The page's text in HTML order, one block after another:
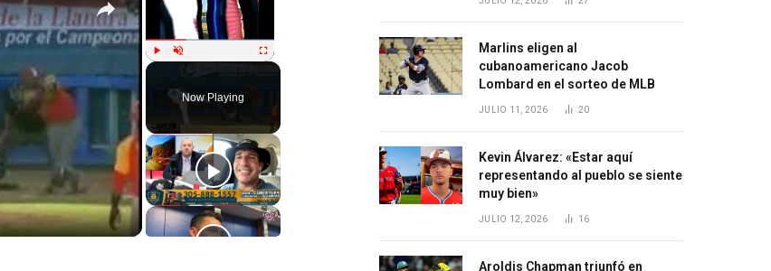
Fullscreen
Now Playing
Marlins eligen al
cubanoamericano Jacob
Lombard en el sorteo de MLB
JULIO 11, 2026 20
Kevin Álvarez: «Estar aquí
representando al pueblo se siente
muy bien»
JULIO 12, 2026 16
Aroldis Chapman triunfó en